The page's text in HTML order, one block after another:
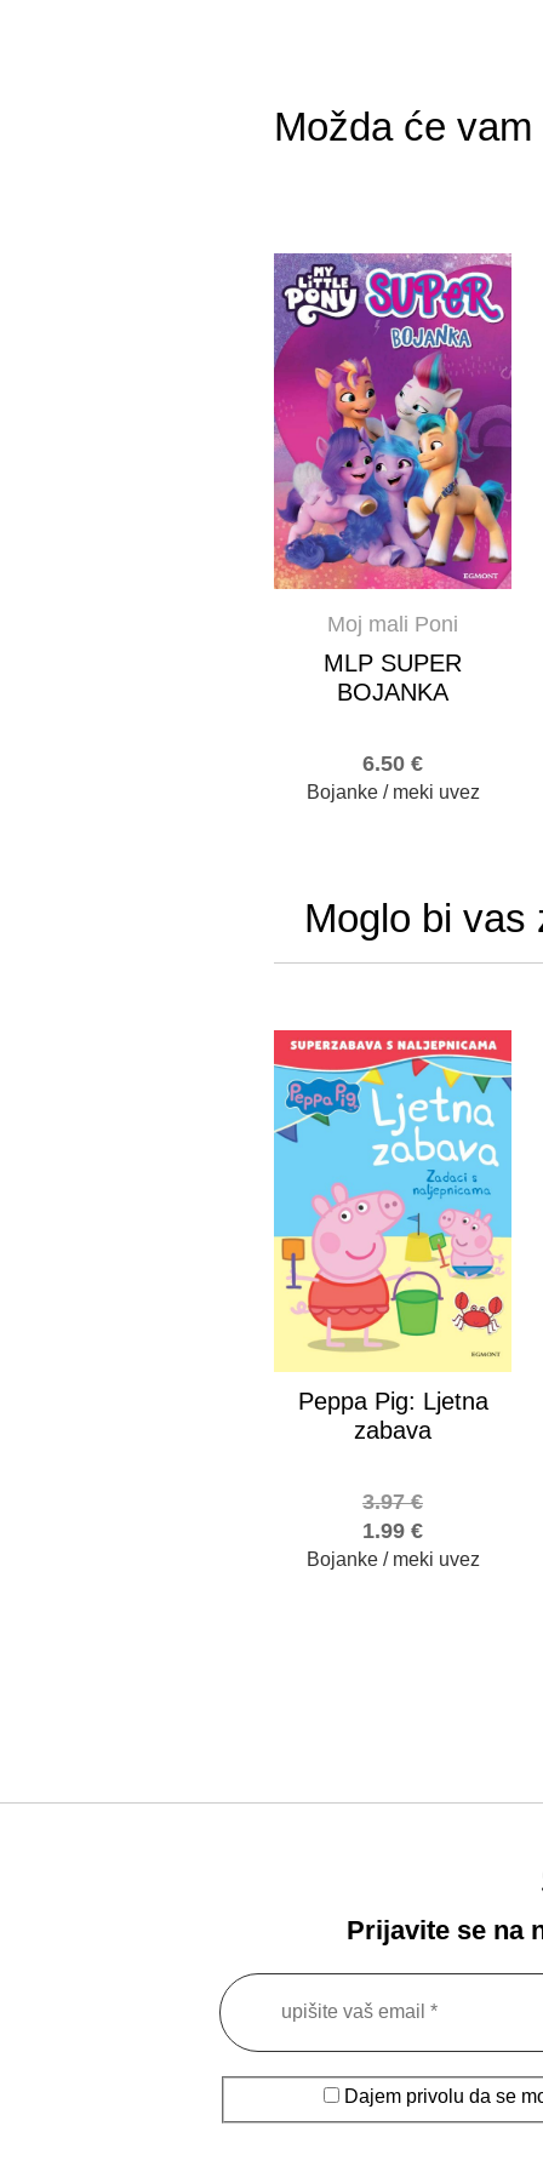
Možda će
Moj mali Poni
MLP SUPER
BOJANKA
6.50€
Bojanke / meki uvez
Moglo bi vas
Peppa Pig: Ljetna
zabava
1.99€
3.97€
Bojanke / meki uvez
Prijavite se na
Dajem privolu da se